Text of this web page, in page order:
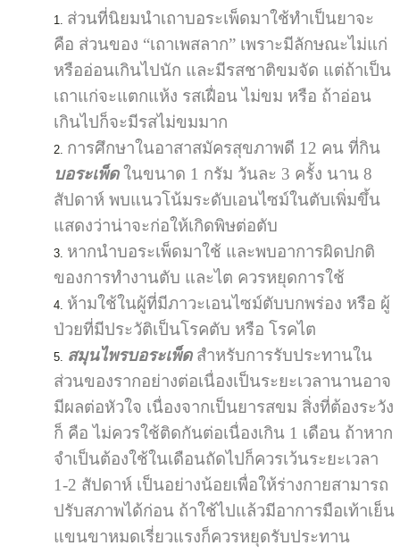
ส่วนที่นิยมนำเถาบอระเพ็ดมาใช้ทำเป็นยาจะ
คือ ส่วนของ “เถาเพสลาก” เพราะมีลักษณะไม่แก่
หรืออ่อนเกินไปนัก และมีรสชาติขมจัด แต่ถ้าเป็น
เถาแก่จะแตกแห้ง รสเฝื่อน ไม่ขม หรือ ถ้าอ่อน
เกินไปก็จะมีรสไม่ขมมาก
การศึกษาในอาสาสมัครสุขภาพดี 12 คน ที่กิน
บอระเพ็ดในขนาด 1 กรัม วันละ 3 ครั้ง นาน 8
สัปดาห์ พบแนวโน้มระดับเอนไซม์ในตับเพิ่มขึ้น
แสดงว่าน่าจะก่อให้เกิดพิษต่อตับ
หากนำบอระเพ็ดมาใช้ และพบอาการผิดปกติ
ของการทำงานตับ และไต ควรหยุดการใช้
ห้ามใช้ในผู้ที่มีภาวะเอนไซม์ตับบกพร่อง หรือ ผู้
ป่วยที่มีประวัติเป็นโรคตับ หรือ โรคไต
สมุนไพรบอระเพ็ด สำหรับการรับประทานใน
ส่วนของรากอย่างต่อเนื่องเป็นระยะเวลานานอาจ
มีผลต่อหัวใจ เนื่องจากเป็นยารสขม สิ่งที่ต้องระวัง
ก็ คือ ไม่ควรใช้ติดกันต่อเนื่องเกิน 1 เดือน ถ้าหาก
จำเป็นต้องใช้ในเดือนถัดไปก็ควรเว้นระยะเวลา
1-2 สัปดาห์ เป็นอย่างน้อยเพื่อให้ร่างกายสามารถ
ปรับสภาพได้ก่อน ถ้าใช้ไปแล้วมีอาการมือเท้าเย็น
แขนขาหมดเรี่ยวแรงก็ควรหยุดรับประทาน